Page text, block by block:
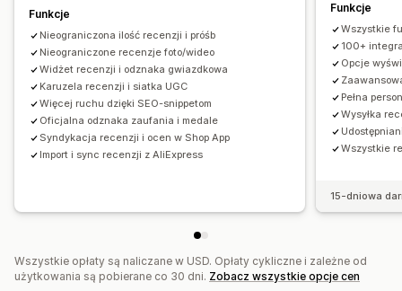
Prośby przez e-mail
Powiadomienia push
UGC w mediach społecznościowych
Formularze
Ankiety Kody QR Promocje
Import i eksport
Migracja recenzji
Syndykacja recenzji
Automatyzacje Niestandardowe prośby
Funkcje
Nieograniczona ilość recenzji i próśb
Nieograniczone recenzje foto/wideo
Widżet recenzji i odznaka gwiazdkowa
Karuzela recenzji i siatka UGC
Więcej ruchu dzięki SEO-snippetom
Oficjalna odznaka zaufania i medale
Syndykacja recenzji i ocen w Shop App
Import i sync recenzji z AliExpress
Funkcje
Wszystkie
100+
Opcje
Pełna
Wysyłka
Wszystkie
15-dniowa
Wszystkie opłaty są naliczane w USD. Opłaty cykliczne i zależne od
użytkowania są pobierane co 30 dni. Zobacz wszystkie opcje cen